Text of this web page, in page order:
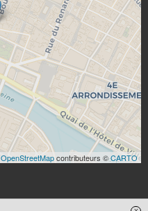
OpenStreetMapcontributeurs ©CARTO